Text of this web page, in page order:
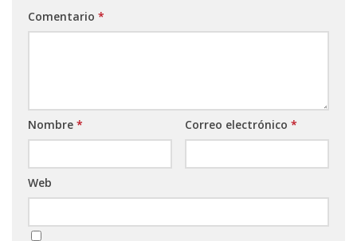
Comentario *
Nombre * Correo electrónico *
Web